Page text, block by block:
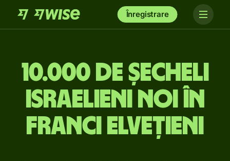
Înregistrare
10.000 de șecheli
israelieni noi în
franci elvețieni